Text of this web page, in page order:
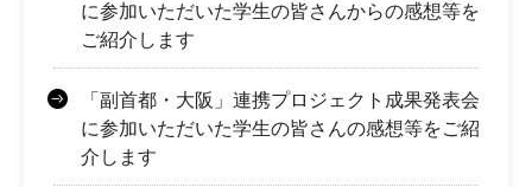
に参加いただいた学生の皆さんからの感想等を
ご紹介します
「副首都・大阪」連携プロジェクト成果発表会
に参加いただいた学生の皆さんの感想等をご紹
介します